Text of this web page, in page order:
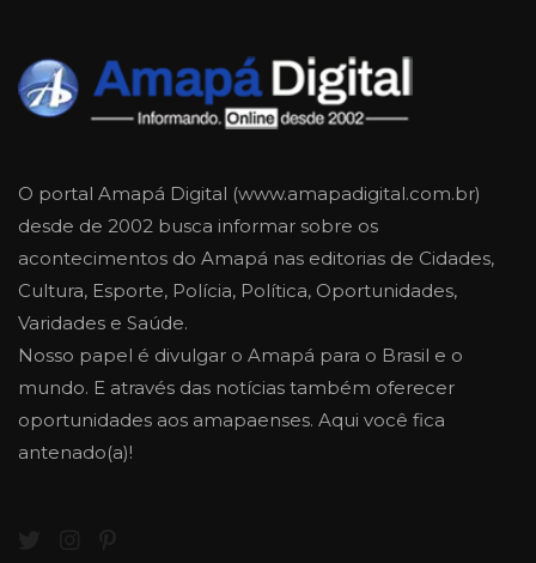
O portal Amapá Digital (www.amapadigital.com.br)
desde de 2002 busca informar sobre os
acontecimentos do Amapá nas editorias de Cidades,
Cultura, Esporte, Polícia, Política, Oportunidades,
Varidades e Saúde.
Nosso papel é divulgar o Amapá para o Brasil e o
mundo. E através das notícias também oferecer
oportunidades aos amapaenses. Aqui você fica
antenado(a)!